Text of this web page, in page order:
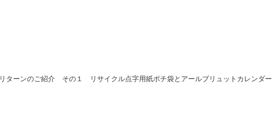
リターンのご紹介 その１ リサイクル点字用紙ポチ袋とアールブリュットカレンダー